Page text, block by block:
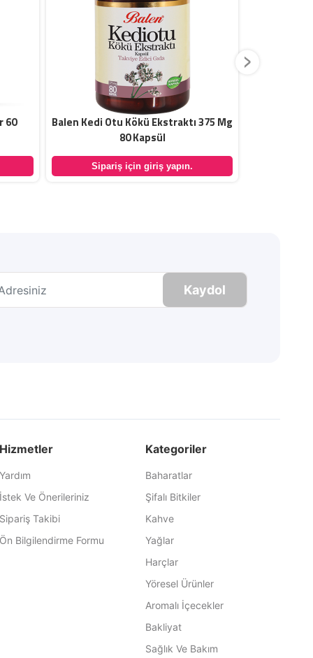
60
Balen Kedi Otu Kökü Ekstraktı 375 Mg
80 Kapsül
Sipariş için giriş yapın.
›
Kaydol
Hizmetler
Yardım
İstek Ve Önerileriniz
Sipariş Takibi
Ön Bilgilendirme Formu
Kategoriler
Baharatlar
Şifalı Bitkiler
Kahve
Yağlar
Harçlar
Yöresel Ürünler
Aromalı İçecekler
Bakliyat
Sağlık Ve Bakım